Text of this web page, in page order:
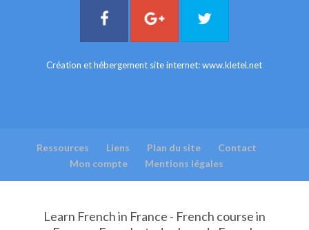
Création et hébergement site internet:www.kletel.net
Ressources Liens Plan du site
Contact
Mon compte
Mentions légales
Learn French in France - French course in